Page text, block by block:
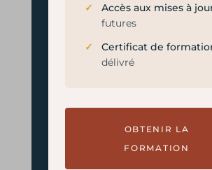
Accès aux mises à
futures
Certificat de
délivré
OBTENIR LA
FORMATION